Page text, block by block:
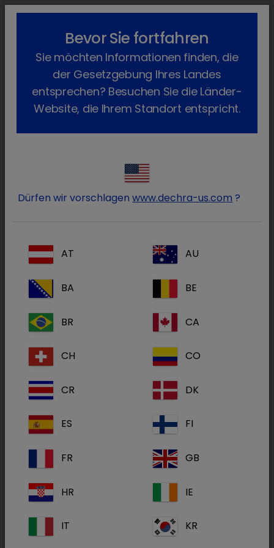
lock_outline search menu
Produkte Epilepsie
(5 Produkte)
Libromide 325 mg
Phenoleptil
Bevor Sie fortfahren
Sie möchten Informationen finden, die
der Gesetzgebung Ihres Landes
entsprechen? Besuchen Sie die Länder-
Website, die Ihrem Standort entspricht.
Dürfen wir vorschlagenwww.dechra-us.com ?
AT AU
BA BE
BR CA
CH CO
CR DK
ES FI
FR GB
HR IE
IT KR